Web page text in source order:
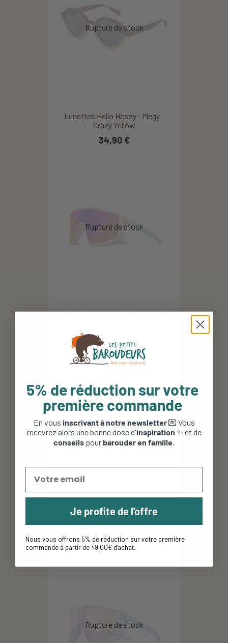
Lunettes Hello Hossy - Megy -
Craky Yellow
34,90 €
Julbo Fury Junior - 8/12 ans - Cat
51,95 €
Lunettes Hello Hossy - Megy -
Craky Blush
34,90 €
5% de réduction sur votre
première commande
En vous inscrivant à notre newsletter💌 Vous
recevrez alors une bonne dose d'inspiration ✨ et de
conseils pourbarouder en famille
Je profite de l'offre
Nous vous offrons 5% de réduction sur votre première
commande à partir de 49,00€ d'achat